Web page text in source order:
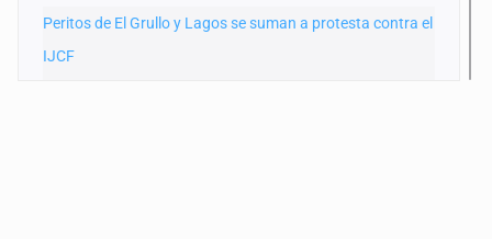
Peritos de El Grullo y Lagos se suman a protesta contra el
IJCF